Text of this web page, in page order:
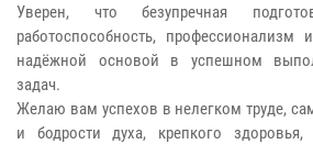
Уверен, что безупречная
работоспособность,
надёжной основой в успешном
задач.
Желаю вам успехов в нелегком труде,
и бодрости духа, крепкого